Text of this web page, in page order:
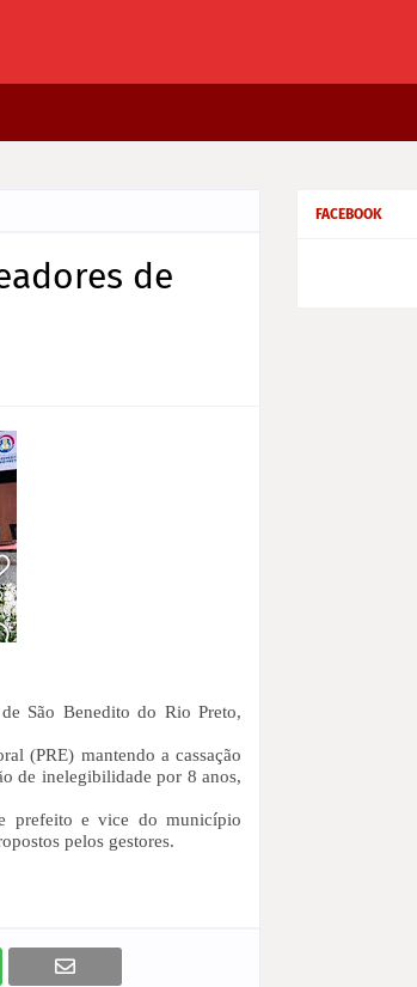
de
São Benedito do Rio Preto,
(PRE) mantendo a cassação
de inelegibilidade por 8 anos,
prefeito e vice do município
pelos gestores.
FACEBOOK